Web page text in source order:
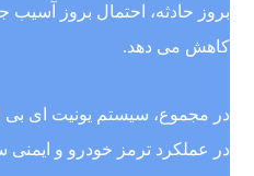
بروز حادثه، احتمال بروز آسیب
کاهش می دهد.
در مجموع، سیستم یونیت ای بی
در عملکرد ترمز خودرو و